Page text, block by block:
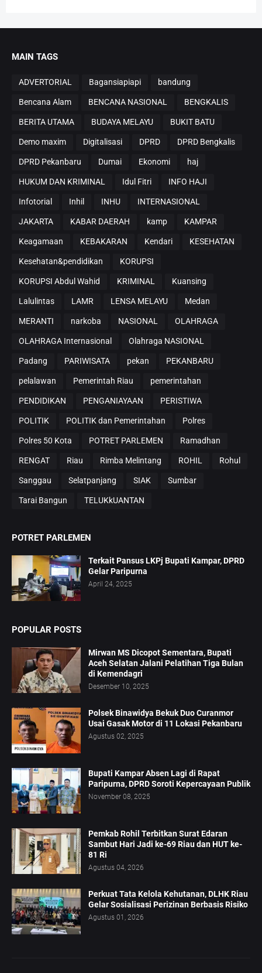
MAIN TAGS
ADVERTORIAL Bagansiapiapi bandung
Bencana Alam BENCANA NASIONAL BENGKALIS
BERITA UTAMA BUDAYA MELAYU BUKIT BATU
Demo maxim Digitalisasi DPRD DPRD Bengkalis
DPRD Pekanbaru Dumai Ekonomi haj
HUKUM DAN KRIMINAL Idul Fitri INFO HAJI
Infotorial Inhil INHU INTERNASIONAL
JAKARTA KABAR DAERAH kamp KAMPAR
Keagamaan KEBAKARAN Kendari KESEHATAN
Kesehatan&pendidikan KORUPSI
KORUPSI Abdul Wahid KRIMINAL Kuansing
Lalulintas LAMR LENSA MELAYU Medan
MERANTI narkoba NASIONAL OLAHRAGA
OLAHRAGA Internasional Olahraga NASIONAL
Padang PARIWISATA pekan PEKANBARU
pelalawan Pemerintah Riau pemerintahan
PENDIDIKAN PENGANIAYAAN PERISTIWA
POLITIK POLITIK dan Pemerintahan Polres
Polres 50 Kota POTRET PARLEMEN Ramadhan
RENGAT Riau Rimba Melintang ROHIL Rohul
Sanggau Selatpanjang SIAK Sumbar
Tarai Bangun TELUKkUANTAN
POTRET PARLEMEN
Terkait Pansus LKPj Bupati Kampar, DPRD
Gelar Paripurna
April 24, 2025
POPULAR POSTS
Mirwan MS Dicopot Sementara, Bupati
Aceh Selatan Jalani Pelatihan Tiga Bulan
di Kemendagri
Desember 10, 2025
Polsek Binawidya Bekuk Duo Curanmor
Usai Gasak Motor di 11 Lokasi Pekanbaru
Agustus 02, 2025
Bupati Kampar Absen Lagi di Rapat
Paripurna, DPRD Soroti Kepercayaan Publik
November 08, 2025
Pemkab Rohil Terbitkan Surat Edaran
Sambut Hari Jadi ke-69 Riau dan HUT ke-
81 Ri
Agustus 04, 2026
Perkuat Tata Kelola Kehutanan, DLHK Riau
Gelar Sosialisasi Perizinan Berbasis Risiko
Agustus 01, 2026